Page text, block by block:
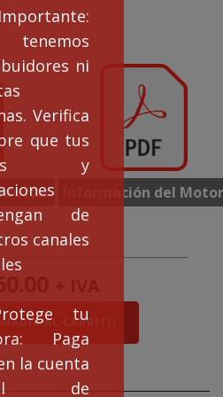
ni
Verifica
que tus
y
de
canales
tu
Paga
la cuenta
de
Información del Motor
AL CARRITO